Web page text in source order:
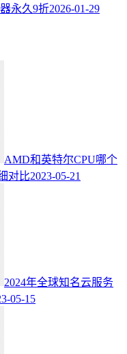
永久9折2026-01-29
AMD和英特尔CPU哪个
对比2023-05-21
2024年全球知名云服务
05-15